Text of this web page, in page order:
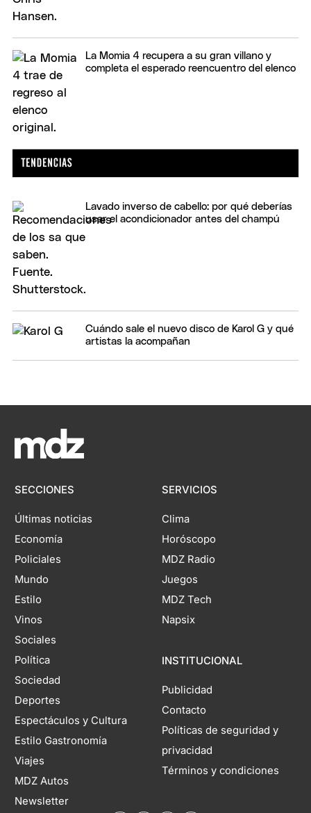
La Momia 4 recupera a su gran villano y
completa el esperado reencuentro del elenco
Lavado inverso de cabello: por qué deberías
usar el acondicionador antes del champú
Cuándo sale el nuevo disco de Karol G y qué
artistas la acompañan
SECCIONES
Últimas noticias
Economía
Policiales
Mundo
Estilo
Vinos
Sociales
Política
Sociedad
Deportes
Espectáculos y Cultura
Estilo Gastronomía
Viajes
MDZ Autos
Newsletter
SERVICIOS
Clima
Horóscopo
MDZ Radio
Juegos
MDZ Tech
Napsix
INSTITUCIONAL
Publicidad
Contacto
Políticas de seguridad y
privacidad
Términos y condiciones